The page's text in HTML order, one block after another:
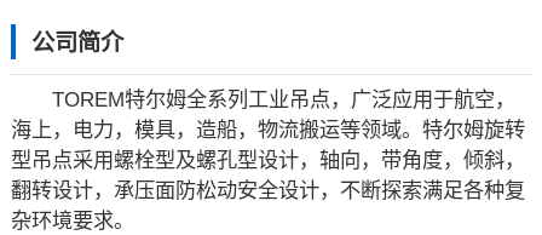
公司简介
TOREM特尔姆全系列工业吊点，广泛应用于航空，
海上，电力，模具，造船，物流搬运等领域。特尔姆旋转
型吊点采用螺栓型及螺孔型设计，轴向，带角度，倾斜，
翻转设计，承压面防松动安全设计，不断探索满足各种复
杂环境要求。